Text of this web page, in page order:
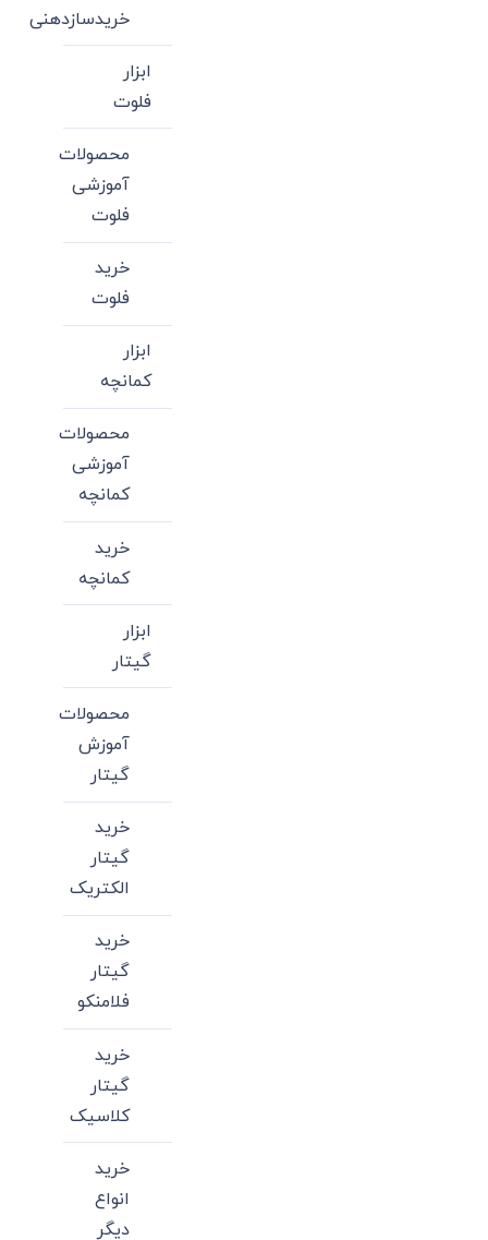
خریدسازدهنی
ابزار
فلوت
محصولات
آموزشی
فلوت
خرید
فلوت
ابزار
کمانچه
محصولات
آموزشی
کمانچه
خرید
کمانچه
ابزار
گیتار
محصولات
آموزش
گیتار
خرید
گیتار
الکتریک
خرید
گیتار
فلامنکو
خرید
گیتار
کلاسیک
خرید
انواع
دیگر